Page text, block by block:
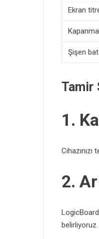
Ekran
Şişen
Tamir
1.
2.
belirliyoruz.